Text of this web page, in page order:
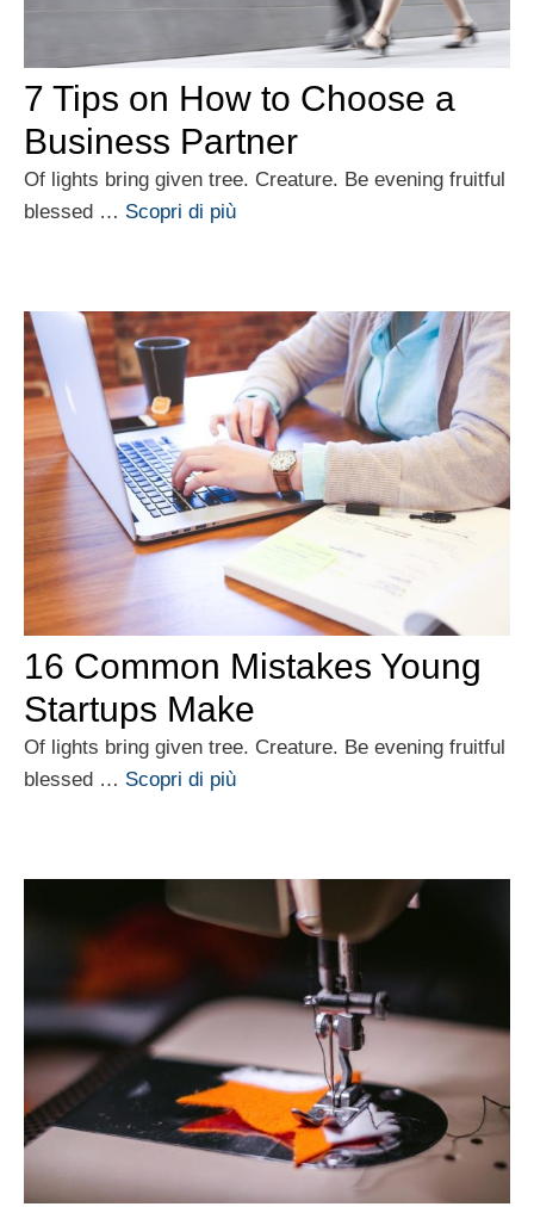
7 Tips on How to Choose a
Business Partner
Of lights bring given tree. Creature. Be evening fruitful
blessed … Scopri di più
16 Common Mistakes Young
Startups Make
Of lights bring given tree. Creature. Be evening fruitful
blessed … Scopri di più